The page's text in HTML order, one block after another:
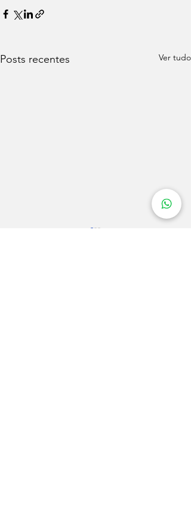
Posts recentes Ver tudo